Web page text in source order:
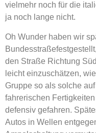
vielmehr noch für die
ja noch lange nicht.
Oh Wunder haben wir
den Straße Richtung
leicht einzuschätzen,
Gruppe so als solche
fahrerischen
defensiv gefahren.
Autos in Wellen